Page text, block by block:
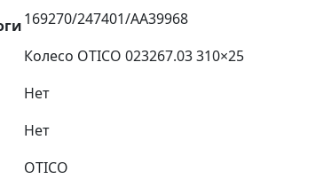
169270/247401/AA39968
Колесо OTICO 023267.03 310×25
Нет
Нет
OTICO